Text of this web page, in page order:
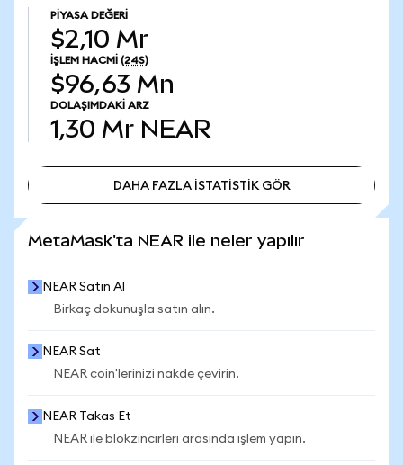
PIYASA DEĞERI
$2,10 Mr
İŞLEM HACMI (24S)
$96,63 Mn
DOLAŞIMDAKI ARZ
1,30 Mr NEAR
DAHA FAZLA İSTATİSTİK GÖR
MetaMask'ta NEAR ile neler yapılır
NEAR Satın Al
Birkaç dokunuşla satın alın.
NEAR Sat
NEAR coin'lerinizi nakde çevirin.
NEAR Takas Et
NEAR ile blokzincirleri arasında işlem yapın.